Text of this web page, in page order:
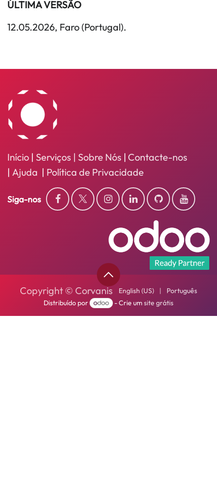
ÚLTIMA VERSÃO
12.05.2026, Faro (Portugal).
Início | Serviços | Sobre Nós | Contacte-nos
| Ajuda | Política de Privacidade
Siga-nos
Copyright © Corvanis English (US) |
Português
Distribuído por
- Crie umsite grátis